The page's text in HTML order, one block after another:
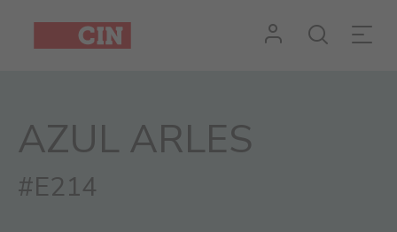
Cor
Azul
para
exteriores
AZUL ARLES
#E214